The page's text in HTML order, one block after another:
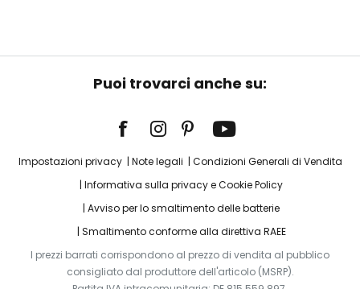
Puoi trovarci anche su:
Impostazioni privacy Note legali
Condizioni Generali di Vendita
Informativa sulla privacy e Cookie Policy
Avviso per lo smaltimento delle batterie
Smaltimento conforme alla direttiva RAEE
I prezzi barrati corrispondono al prezzo di vendita al pubblico
consigliato dal produttore dell'articolo (MSRP).